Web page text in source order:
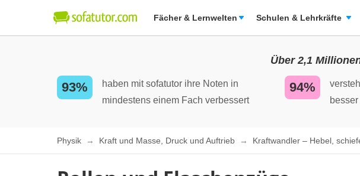
Fächer & Lernwelten Schulen & Lehrkräfte
Über 2,1
93%
haben mit sofatutor ihre Noten in
mindestens einem Fach verbessert
94%
besser
Physik Kraft und Masse, Druck und Auftrieb Kraftwandler – Hebel,